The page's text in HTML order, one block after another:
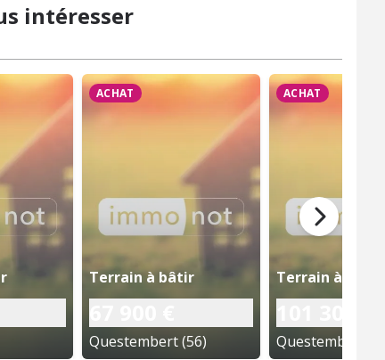
intéresser
ACHAT
Terrain à bâtir
Questembert (56)
ACHAT
Terrain à bâtir
Questembert (56)